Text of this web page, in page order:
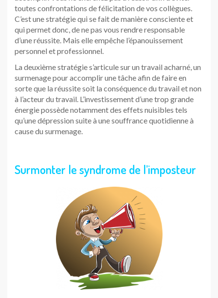
toutes confrontations de félicitation de vos collègues.
C’est une stratégie qui se fait de manière consciente et
qui permet donc, de ne pas vous rendre responsable
d’une réussite. Mais elle empêche l’épanouissement
personnel et professionnel.
La deuxième stratégie s’articule sur un travail acharné, un
surmenage pour accomplir une tâche afin de faire en
sorte que la réussite soit la conséquence du travail et non
à l’acteur du travail. L’investissement d’une trop grande
énergie possède notamment des effets nuisibles tels
qu’une dépression suite à une souffrance quotidienne à
cause du surmenage.
Surmonter le syndrome de l’imposteur